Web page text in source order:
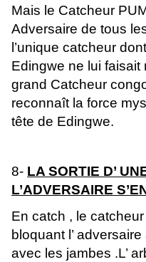
Mais le Catcheur
Adversaire de tous
l’unique catcheur
Edingwe ne lui faisait
grand Catcheur
reconnaît la force
tête de Edingwe.
8- LA SORTIE D’
L’ADVERSAIRE
En catch , le
bloquant l’
avec les jambes .L’